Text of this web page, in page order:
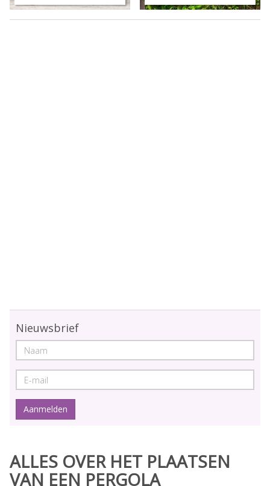
Nieuwsbrief
ALLES OVER HET PLAATSEN
VAN EEN PERGOLA